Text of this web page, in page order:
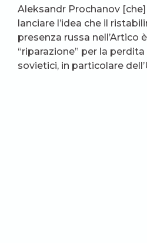
Aleksandr Prochanov
lanciare l’idea che il
presenza russa nell’Artico
“riparazione” per la
sovietici, in particolare